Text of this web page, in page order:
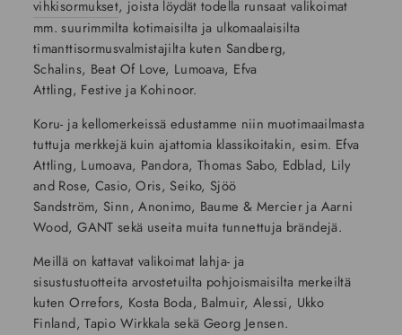
vihkisormukset, joista löydät todella runsaat valikoimat
mm. suurimmilta kotimaisilta ja ulkomaalaisilta
timanttisormusvalmistajilta kuten Sandberg,
Schalins, Beat Of Love, Lumoava, Efva
Attling, Festive ja Kohinoor.
Koru- ja kellomerkeissä edustamme niin muotimaailmasta
tuttuja merkkejä kuin ajattomia klassikoitakin, esim. Efva
Attling, Lumoava, Pandora, Thomas Sabo, Edblad, Lily
and Rose, Casio, Oris, Seiko, Sjöö
Sandström, Sinn, Anonimo, Baume & Mercier ja Aarni
Wood, GANT sekä useita muita tunnettuja brändejä.
Meillä on kattavat valikoimat lahja- ja
sisustustuotteita arvostetuilta pohjoismaisilta merkeiltä
kuten Orrefors, Kosta Boda, Balmuir, Alessi, Ukko
Finland, Tapio Wirkkala sekä Georg Jensen.